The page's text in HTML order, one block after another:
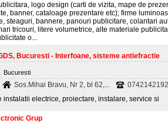
logo design (carti de vizita, mape de
banner, cataloage prezentare etc); firme
steaguri, bannere, panouri publicitare, colantari
tricouri, litere volumetrice, alte materiale
o...
Bucuresti - Interfoane, sisteme antiefractie
Bucuresti
Sos.Mihai Bravu, Nr 2, bl 62,...
instalatii electrice, proiectare, instalare, service si
Grup